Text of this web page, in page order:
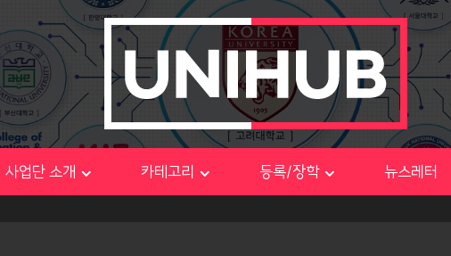
사업단 소개 카테고리 등록/장학 뉴스레터